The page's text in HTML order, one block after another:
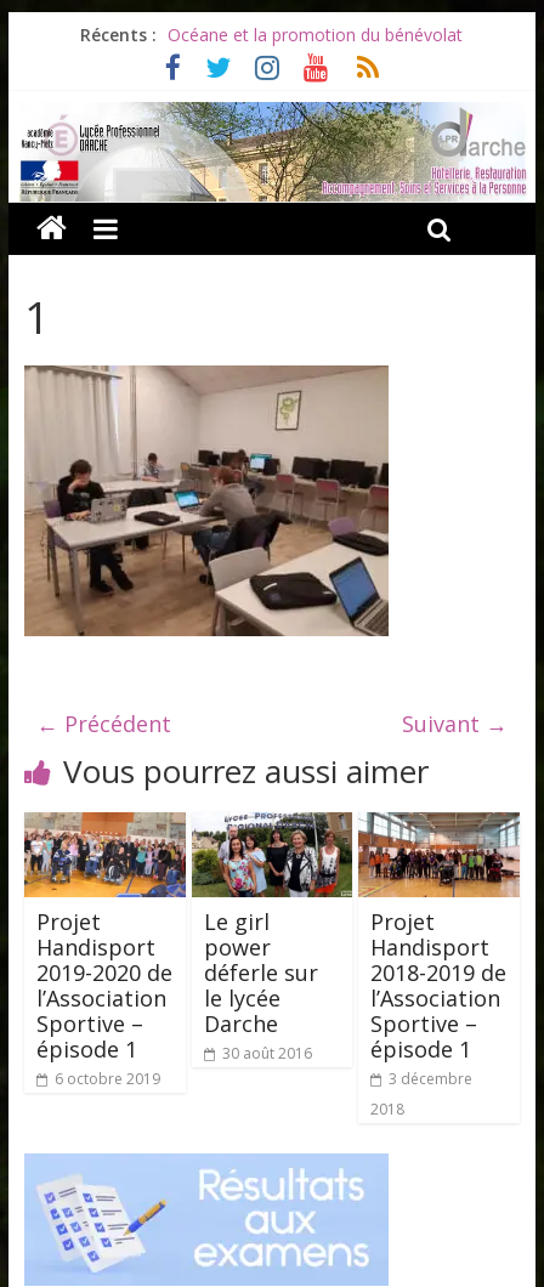
Récents :
Les ULiS en haut du podium
Océane et la promotion du bénévolat
Bonnes vacances à tous !
Soirée d’adieux au Lycée Darche
1
← Précédent Suivant →
Vous pourrez aussi aimer
Projet
Handisport
2019-2020 de
l’Association
Sportive –
épisode 1
6 octobre 2019
Le girl
power
déferle sur
le lycée
Darche
30 août 2016
Projet
Handisport
2018-2019 de
l’Association
Sportive –
épisode 1
3 décembre
2018